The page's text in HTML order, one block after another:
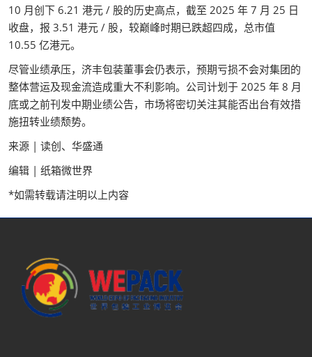
10 月创下 6.21 港元 / 股的历史高点，截至 2025 年 7 月 25 日
收盘，报 3.51 港元 / 股，较巅峰时期已跌超四成，总市值
10.55 亿港元。
尽管业绩承压，济丰包装董事会仍表示，预期亏损不会对集团的
整体营运及现金流造成重大不利影响。公司计划于 2025 年 8 月
底或之前刊发中期业绩公告，市场将密切关注其能否出台有效措
施扭转业绩颓势。
来源 | 读创、华盛通
编辑 | 纸箱微世界
*如需转载请注明以上内容